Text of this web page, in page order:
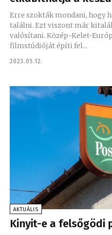
Erre szokták mondani, hogy
találni. Ezt viszont már
valósítani. Közép-Kelet-
filmstúdióját építi fel...
2023.05.12.
AKTUÁLIS
Kinyit-e a felsőgödi